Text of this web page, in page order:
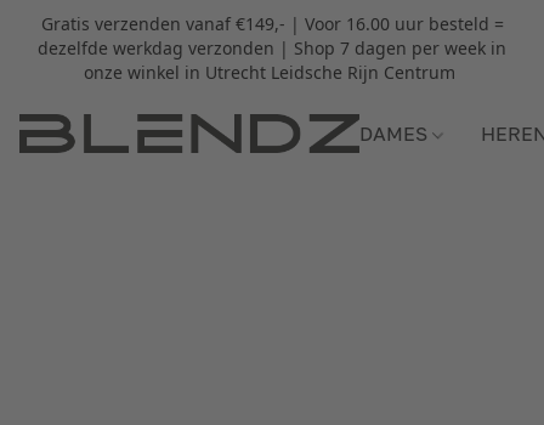
Gratis verzenden vanaf €149,- | Voor 16.00 uur besteld =
dezelfde werkdag verzonden | Shop 7 dagen per week in
onze winkel in Utrecht Leidsche Rijn Centrum
DAMES